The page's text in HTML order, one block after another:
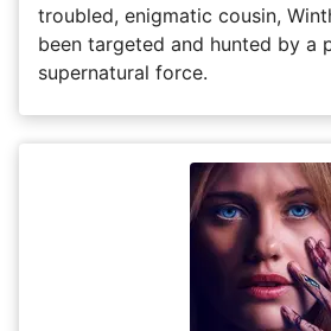
troubled, enigmatic cousin,
been targeted and hunted by a
supernatural force.